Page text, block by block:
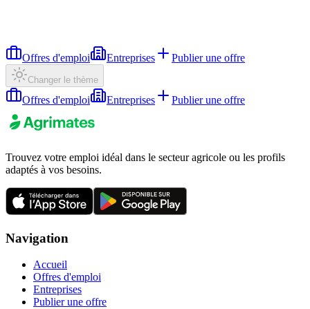
Offres d'emploi Entreprises Publier une offre
Changer le thème
Offres d'emploi Entreprises Publier une offre
Trouvez votre emploi idéal dans le secteur agricole ou les profils
adaptés à vos besoins.
Navigation
Accueil
Offres d'emploi
Entreprises
Publier une offre